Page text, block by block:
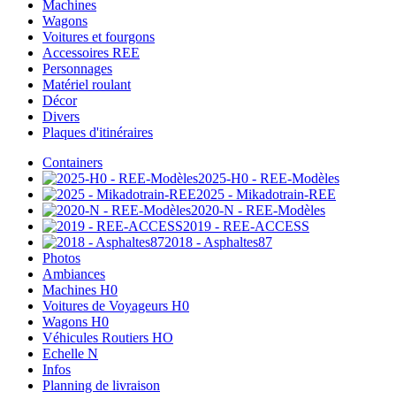
Machines
Wagons
Voitures et fourgons
Accessoires REE
Personnages
Matériel roulant
Décor
Divers
Plaques d'itinéraires
Containers
2025-H0 - REE-Modèles
2025 - Mikadotrain-REE
2020-N - REE-Modèles
2019 - REE-ACCESS
2018 - Asphaltes87
Photos
Ambiances
Machines H0
Voitures de Voyageurs H0
Wagons H0
Véhicules Routiers HO
Echelle N
Infos
Planning de livraison